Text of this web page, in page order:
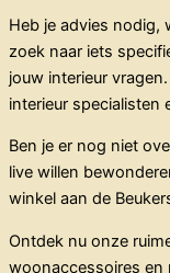
Heb je advies nodig,
zoek naar iets
jouw interieur
interieur specialisten
Ben je er nog niet
live willen
winkel aan de
Ontdek nu onze
woonaccessoires en